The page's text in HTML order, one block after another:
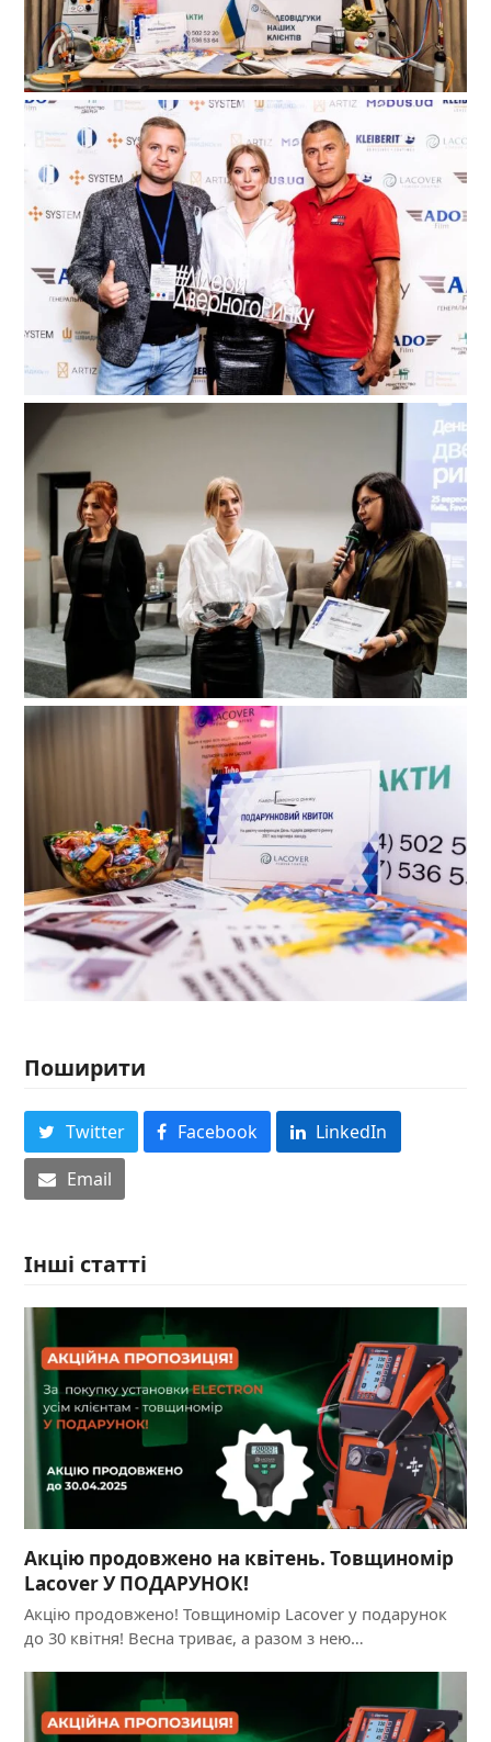
Поширити
Twitter Facebook
LinkedIn
Email
Інші статті
Акцію продовжено на квітень. Товщиномір
Lacover У ПОДАРУНОК!
Акцію продовжено! Товщиномір Lacover у подарунок
до 30 квітня! Весна триває, а разом з нею…